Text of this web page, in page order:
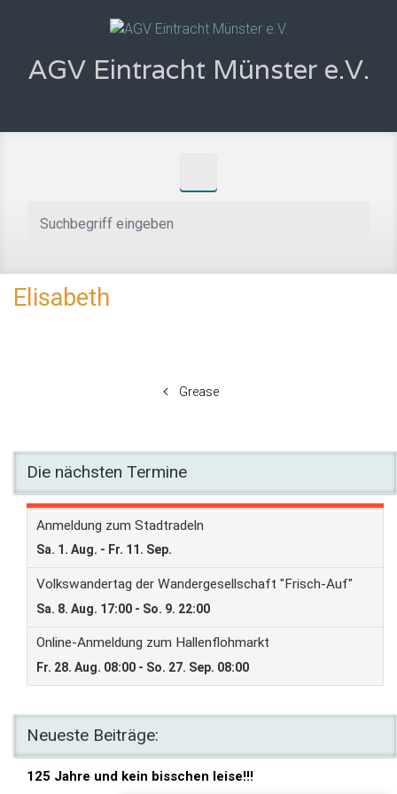
Zum Hauptinhalt springen
AGV Eintracht Münster e.V.
Elisabeth
Grease
Die nächsten Termine
Neueste Beiträge:
125 Jahre und kein bisschen leise!!!